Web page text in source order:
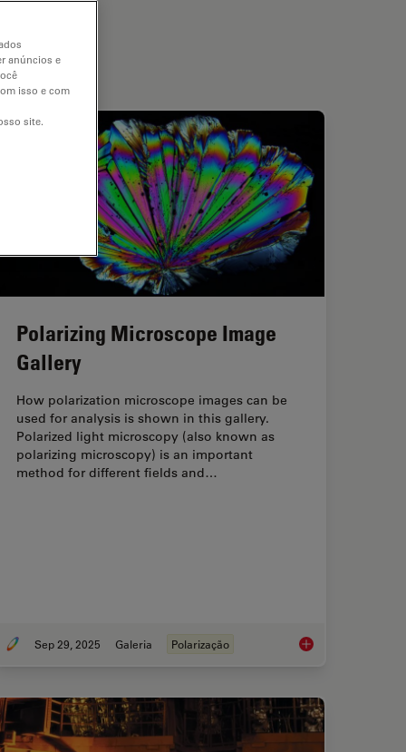
Quality with the Polarization Microscopy Advantage
Polarizing Microscope Image
Gallery
How polarization microscope images can be
used for analysis is shown in this gallery.
Polarized light microscopy (also known as
polarizing microscopy) is an important
method for different fields and…
Sep 29, 2025 Galeria Polarização Polarizing
anúncios e
isso e com
site.